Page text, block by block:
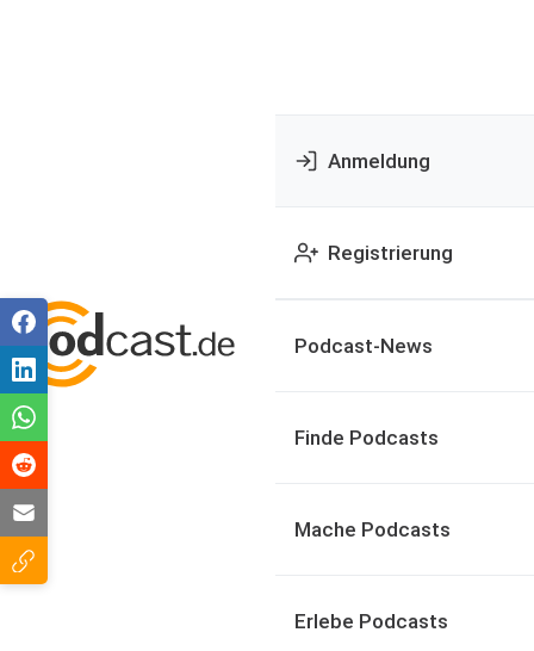
Anmeldung
Registrierung
Podcast-News
Finde Podcasts
Mache Podcasts
Erlebe Podcasts